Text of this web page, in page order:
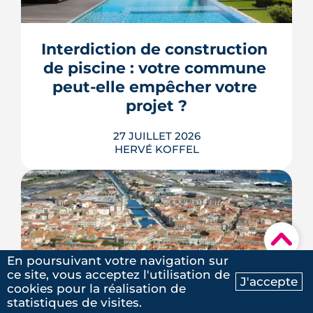
Ma recherche Contactez-nous
▾
d'ordre : faire agir les maires plus vite.
Le deuxième méga-décret de
photovoltaïque et l'habitat, mais
plusieurs de ses raccourcis inquiètent
déjà le juge consultatif des normes.
LIRE L'ARTICLE
Interdiction de construction
de piscine : votre commune
peut-elle empêcher votre
projet ?
27 JUILLET 2026
HERVÉ KOFFEL
Construire une piscine sur son propre
terrain n'a rien d'un droit acquis. Entre
les règles du PLU et les arrêtés
sécheresse, plusieurs mécanismes
peuvent bloquer le bassin, ou son
Mas de Chave à Frontignan :
En poursuivant votre navigation sur
ce site, vous acceptez l'utilisation de
cookies pour la réalisation de
statistiques de visites.
J'accepte